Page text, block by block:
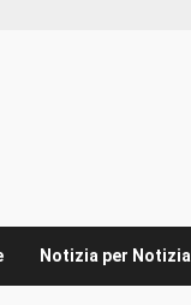
Notizia per Notizia